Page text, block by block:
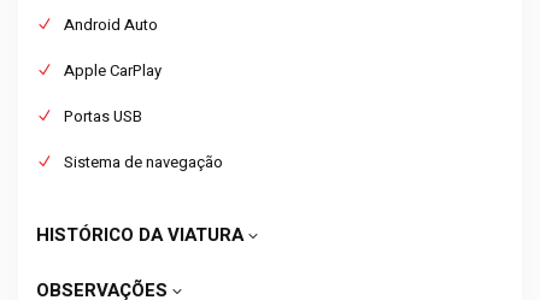
Android Auto
Apple CarPlay
Portas USB
Sistema de navegação
HISTÓRICO DA VIATURA
OBSERVAÇÕES